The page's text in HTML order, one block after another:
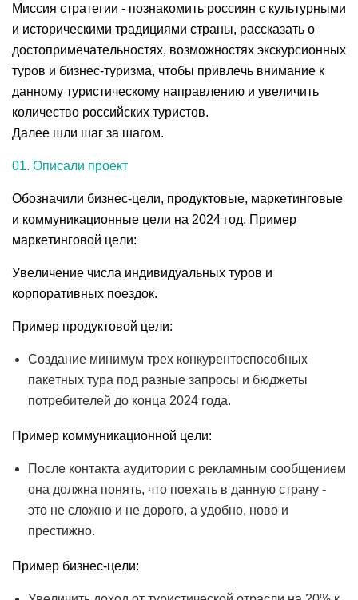
Миссия стратегии - познакомить россиян с культурными
и историческими традициями страны, рассказать о
достопримечательностях, возможностях экскурсионных
туров и бизнес-туризма, чтобы привлечь внимание к
данному туристическому направлению и увеличить
количество российских туристов.
Далее шли шаг за шагом.
01. Описали проект
Обозначили бизнес-цели, продуктовые, маркетинговые
и коммуникационные цели на 2024 год. Пример
маркетинговой цели:
Увеличение числа индивидуальных туров и
корпоративных поездок.
Пример продуктовой цели:
Создание минимум трех конкурентоспособных
пакетных тура под разные запросы и бюджеты
потребителей до конца 2024 года.
Пример коммуникационной цели:
После контакта аудитории с рекламным сообщением
она должна понять, что поехать в данную страну -
это не сложно и не дорого, а удобно, ново и
престижно.
Пример бизнес-цели: